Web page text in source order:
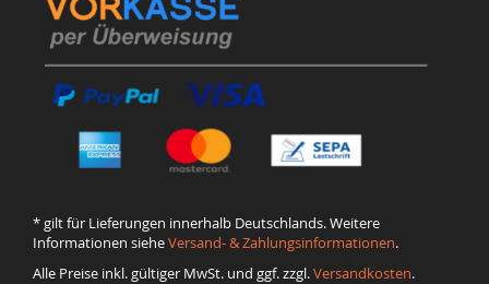
* gilt für Lieferungen innerhalb Deutschlands. Weitere
Informationen sieheVersand- & Zahlungsinformationen.
Alle Preise inkl. gültiger MwSt. und ggf. zzgl.Versandkosten.